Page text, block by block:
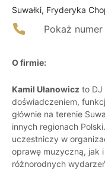
Suwałki, Fryderyka
Pokaż
O firmie:
Kamil Ułanowicz to DJ
doświadczeniem,
głównie na terenie
innych regionach
uczestniczy w
oprawę muzyczną, jak
różnorodnych